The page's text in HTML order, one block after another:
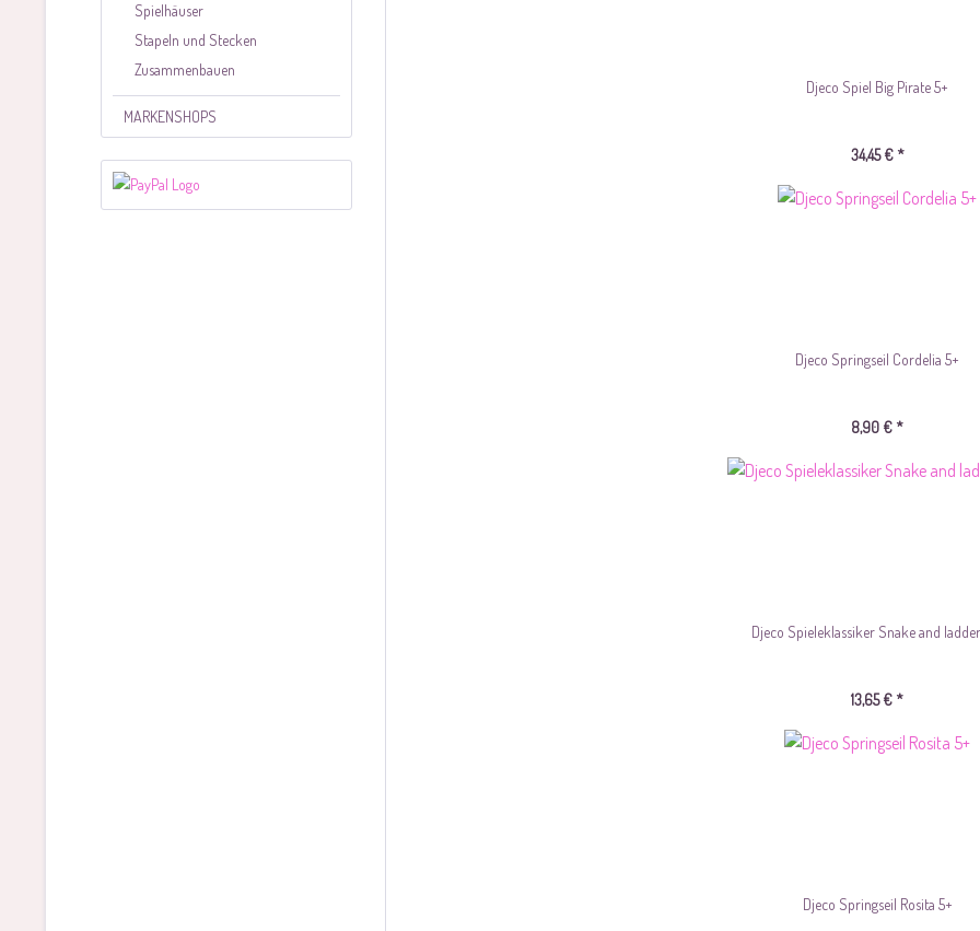
Spielhäuser
Stapeln und Stecken
Zusammenbauen
MARKENSHOPS
Djeco Spiel Big Pirate 5+
34,45 € *
Djeco Springseil Cordelia 5+
8,90 € *
Djeco Spieleklassiker Snake and
13,65 € *
Djeco Springseil Rosita 5+